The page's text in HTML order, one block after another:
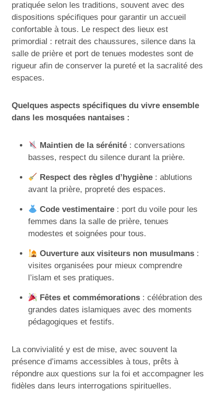
pratiquée selon les traditions, souvent avec des
dispositions spécifiques pour garantir un accueil
confortable à tous. Le respect des lieux est
primordial : retrait des chaussures, silence dans la
salle de prière et port de tenues modestes sont de
rigueur afin de conserver la pureté et la sacralité des
espaces.
Quelques aspects spécifiques du vivre ensemble
dans les mosquées nantaises :
Maintien de la sérénité : conversations
basses, respect du silence durant la prière.
Respect des règles d’hygiène : ablutions
avant la prière, propreté des espaces.
Code vestimentaire : port du voile pour les
femmes dans la salle de prière, tenues
modestes et soignées pour tous.
Ouverture aux visiteurs non musulmans :
visites organisées pour mieux comprendre
l’islam et ses pratiques.
Fêtes et commémorations : célébration des
grandes dates islamiques avec des moments
pédagogiques et festifs.
La convivialité y est de mise, avec souvent la
présence d’imams accessibles à tous, prêts à
répondre aux questions sur la foi et accompagner les
fidèles dans leurs interrogations spirituelles.